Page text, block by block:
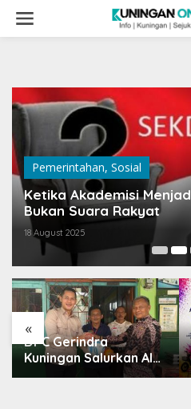
content
Pemerintahan, Sosial
Ketika Akademisi
Bukan Suara Rakyat
18 August 2025
«
DPC Gerindra
Kuningan Salurkan Alat